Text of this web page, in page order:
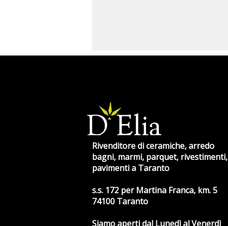
Rivenditore di ceramiche, arredo
bagni, marmi, parquet, rivestimenti,
pavimenti a Taranto
s.s. 172 per Martina Franca, km. 5
74100 Taranto
Siamo aperti dal Lunedì al Venerdì